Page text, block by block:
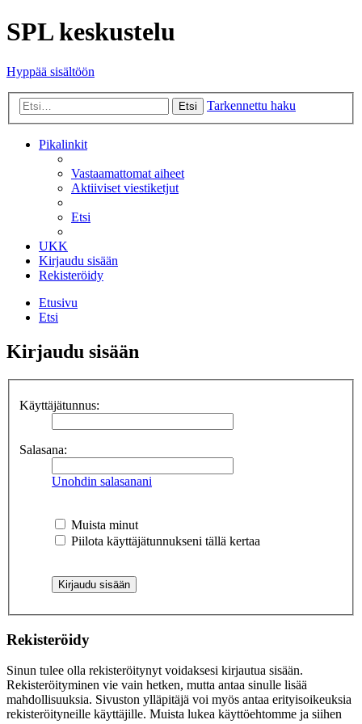
SPL keskustelu
Hyppää sisältöön
Etsi Tarkennettu haku
Pikalinkit
Vastaamattomat aiheet
Aktiiviset viestiketjut
Etsi
UKK
Kirjaudu sisään
Rekisteröidy
Etusivu
Etsi
Kirjaudu sisään
Käyttäjätunnus:
Salasana:
Unohdin salasanani
Muista minut
Piilota käyttäjätunnukseni tällä kertaa
Rekisteröidy
Sinun tulee olla rekisteröitynyt voidaksesi kirjautua sisään.
Rekisteröityminen vie vain hetken, mutta antaa sinulle lisää
mahdollisuuksia. Sivuston ylläpitäjä voi myös antaa erityisoikeuksia
rekisteröityneille käyttäjille. Muista lukea käyttöehtomme ja siihen